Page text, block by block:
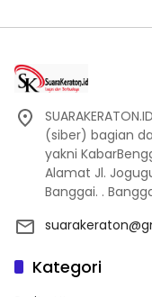
(siber) bagian
yakni
Alamat Jl.
Banggai. .
Kategori